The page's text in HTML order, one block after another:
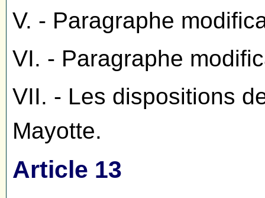
V. - Paragraphe
VI. - Paragraphe
VII. - Les dispositions
Mayotte.
Article 13